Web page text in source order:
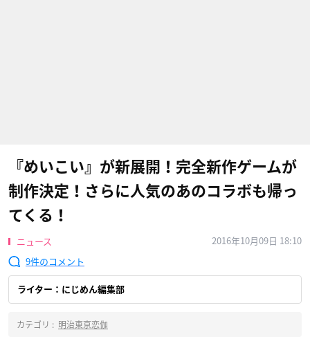
『めいこい』が新展開！完全新作ゲームが
制作決定！さらに人気のあのコラボも帰っ
てくる！
ニュース
2016年10月09日 18:10
9
ライター：にじめん編集部
カテゴリ : 明治東亰恋伽